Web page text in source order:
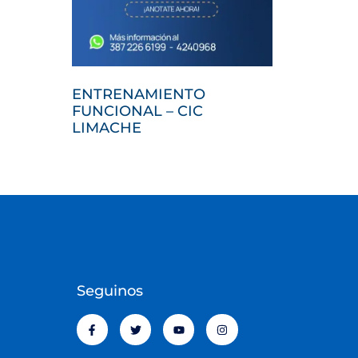
ENTRENAMIENTO
FUNCIONAL – CIC
LIMACHE
Seguinos